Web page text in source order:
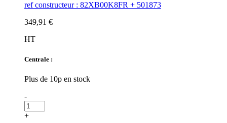
ref constructeur : 82XB00K8FR + 501873
349,91 €
HT
Centrale :
Plus de 10p en stock
-
+